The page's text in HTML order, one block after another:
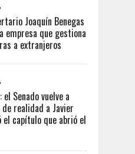
Joaquín Benegas
empresa que gestiona
a extranjeros
Senado vuelve a
realidad a Javier
capítulo que abrió el